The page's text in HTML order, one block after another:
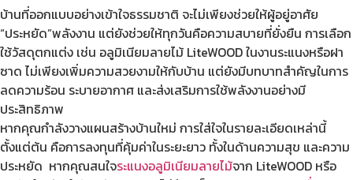
บ้านที่ออกแบบอย่างเข้าใจธรรมชาติ จะไม่เพียงช่วยให้ผู้อยู่อาศัย
“ประหยัด”พลังงาน แต่ยังช่วยให้ทุกวันคือความสบายที่ยั่งยืน การเลือก
ใช้วัสดุตกแต่ง เช่น อลูมิเนียมลายไม้ LiteWOOD ในงานระแนงหรือฝา
ซาด ไม่เพียงเพิ่มความสวยงามให้กับบ้าน แต่ยังมีบทบาทสำคัญในการ
ลดความร้อน ระบายอากาศ และส่งเสริมการใช้พลังงานอย่างมี
ประสิทธิภาพ
หากคุณกำลังวางแผนสร้างบ้านใหม่ การใส่ใจในรายละเอียดเหล่านี้
ตั้งแต่ต้น คือการลงทุนที่คุ้มค่าในระยะยาว ทั้งในด้านความสุข และความ
ประหยัด หากคุณสนใจระแนงอลูมิเนียมลายไม้จาก LiteWOOD หรือ